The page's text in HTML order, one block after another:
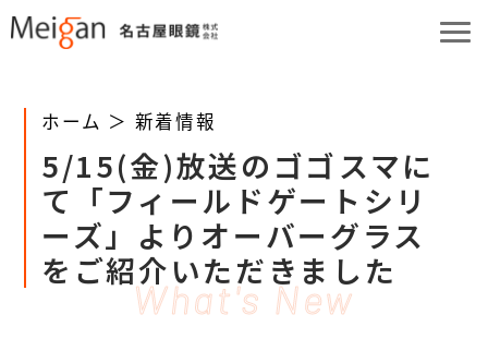
What's New
ホーム ＞ 新着情報
5/15(金)放送のゴゴスマに
て「フィールドゲートシリ
ーズ」よりオーバーグラス
をご紹介いただきました